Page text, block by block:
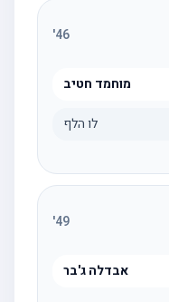
46
'
מוחמד חטיב
לו הלף
49
'
אבדלה ג'בר